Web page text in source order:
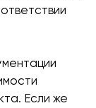
Если же